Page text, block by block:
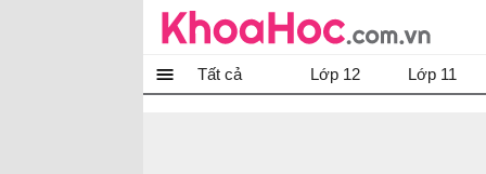
Tất cả Lớp 12 Lớp 11